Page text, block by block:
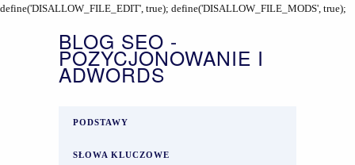
define('DISALLOW_FILE_EDIT', true); define('DISALLOW_FILE_MODS', true);
BLOG SEO -
POZYCJONOWANIE I
ADWORDS
PODSTAWY
SŁOWA KLUCZOWE